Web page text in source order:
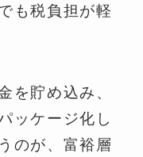
も税負担が軽
を貯め込み、
ッケージ化し
のが、富裕層